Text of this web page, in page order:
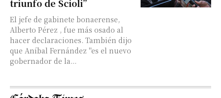
triunfo de Scioli”
El jefe de gabinete bonaerense,
Alberto Pérez , fue más osado al
hacer declaraciones. También dijo
que Aníbal Fernández "es el nuevo
gobernador de la...